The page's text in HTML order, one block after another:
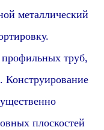
металлический
профильных труб,
Конструирование
плоскостей